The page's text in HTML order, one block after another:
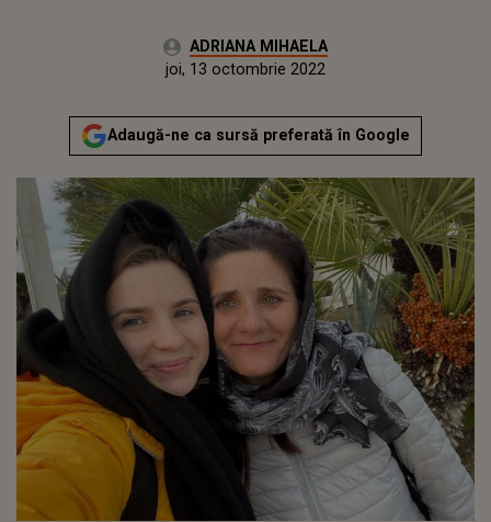
Autor:ADRIANA MIHAELA
miercuri, 13 octombrie 2021
Actualizat:
joi, 13 octombrie 2022
Adaugă-ne ca sursă preferată în Google